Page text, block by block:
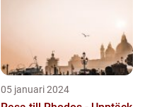
05 januari 2024